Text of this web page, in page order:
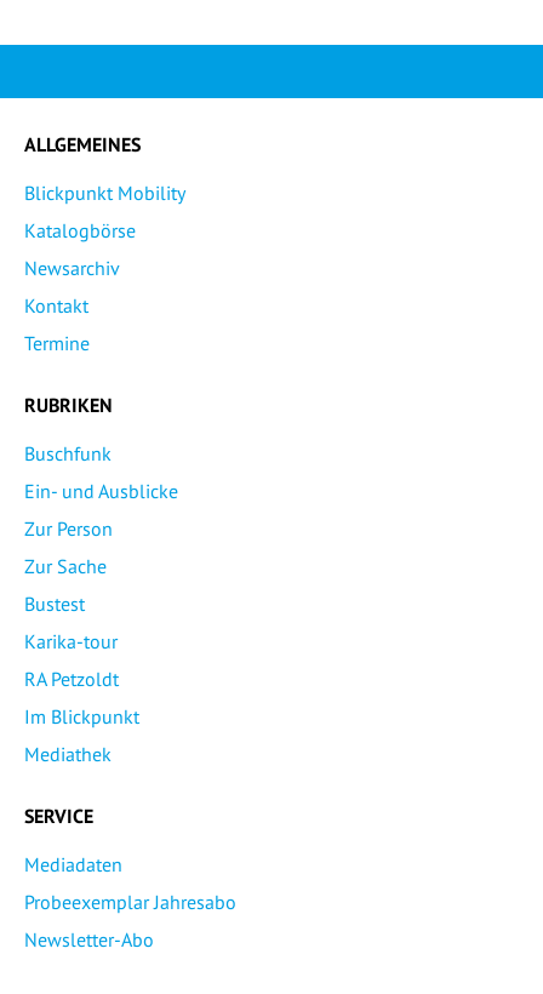
ALLGEMEINES
Blickpunkt Mobility
Katalogbörse
Newsarchiv
Kontakt
Termine
RUBRIKEN
Buschfunk
Ein- und Ausblicke
Zur Person
Zur Sache
Bustest
Karika-tour
RA Petzoldt
Im Blickpunkt
Mediathek
SERVICE
Mediadaten
Probeexemplar Jahresabo
Newsletter-Abo